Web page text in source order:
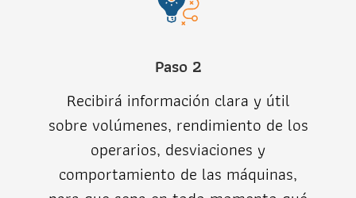
Paso 2
Recibirá información clara y útil
sobre volúmenes, rendimiento de los
operarios, desviaciones y
comportamiento de las máquinas,